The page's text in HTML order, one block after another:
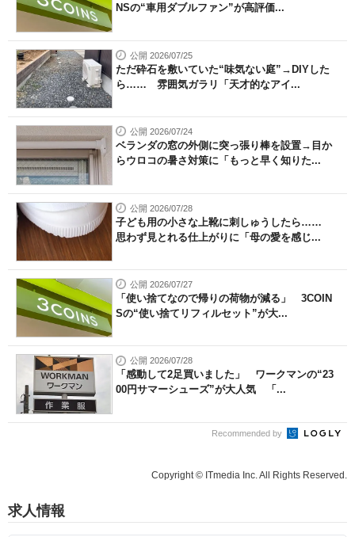
NSの“車用ダブルファン”が高評価...
公開 2026/07/25
ただ砕石を敷いていた“味気ない庭”→DIYした
ら…… 雰囲気ガラリ「天才的なアイ...
公開 2026/07/24
ベランダの窓の外側に突っ張り棒を設置→目か
らウロコの暑さ対策に「もっと早く知りた...
公開 2026/07/28
子ども用の小さな上靴に刺しゅうしたら……
思わず見とれる仕上がりに「母の愛を感じ...
公開 2026/07/27
「使い捨てなので帰りの荷物が減る」 3COIN
Sの“使い捨てリフィルセット”が大...
公開 2026/07/28
「感動して2足買いました」 ワークマンの“23
00円サマーシューズ”が大人気 「...
Recommended by
Copyright © ITmedia Inc. All Rights Reserved.
求人情報